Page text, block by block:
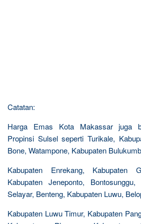
Catatan:
Harga Emas Kota Makassar juga
Propinsi Sulsel seperti Turikale,
Bone, Watampone, Kabupaten
Kabupaten Enrekang, Kabupaten
Kabupaten Jeneponto, Bontosunggu,
Selayar, Benteng, Kabupaten Luwu,
Kabupaten Luwu Timur, Kabupaten